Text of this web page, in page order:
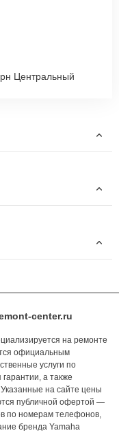
Центральный
center.ru
на ремонте
официальным
услуги по
а также
Указанные на сайте цены
публичной офертой —
по номерам телефонов,
бренда Yamaha